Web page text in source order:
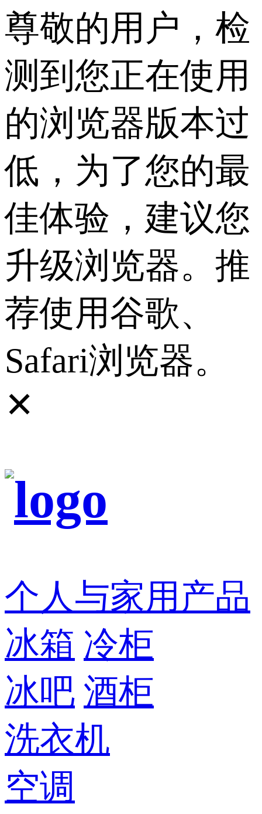
尊敬的用户，检
测到您正在使用
的浏览器版本过
低，为了您的最
佳体验，建议您
升级浏览器。推
荐使用谷歌、
Safari浏览器。
✕
个人与家用产品
冰箱 冷柜
冰吧 酒柜
洗衣机
空调